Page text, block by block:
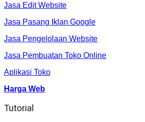
Jasa Edit Website
Jasa Pasang Iklan Google
Jasa Pengelolaan Website
Jasa Pembuatan Toko Online
Aplikasi Toko
Harga Web
Tutorial